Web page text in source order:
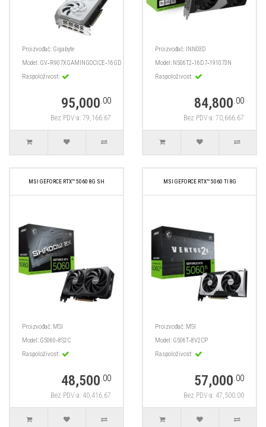
Proizvođač: Gigabyte
Model: GV‑R907XGAMINGOCICE‑16GD
Raspoloživost:
95,000.00
Bez PDV-a: 79,166.67
Proizvođač: INNO3D
Model: N506T2‑16D7‑191073N
Raspoloživost:
84,800.00
Bez PDV-a: 70,666.67
MSI GEFORCE RTX™ 5060 8G SH
Proizvođač: MSI
Model: G5060‑8S2C
Raspoloživost:
48,500.00
Bez PDV-a: 40,416.67
MSI GEFORCE RTX™ 5060 TI 8G
Proizvođač: MSI
Model: G506T‑8V2CP
Raspoloživost:
57,000.00
Bez PDV-a: 47,500.00